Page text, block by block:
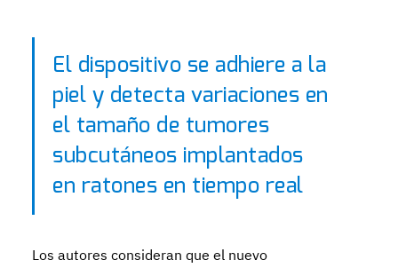
El dispositivo se adhiere a la
piel y detecta variaciones en
el tamaño de tumores
subcutáneos implantados
en ratones en tiempo real
Los autores consideran que el nuevo